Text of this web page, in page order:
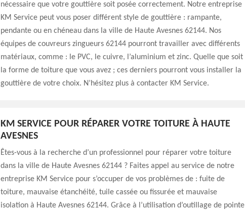
nécessaire que votre gouttière soit posée correctement. Notre entreprise
KM Service peut vous poser différent style de gouttière : rampante,
pendante ou en chéneau dans la ville de Haute Avesnes 62144. Nos
équipes de couvreurs zingueurs 62144 pourront travailler avec différents
matériaux, comme : le PVC, le cuivre, l’aluminium et zinc. Quelle que soit
la forme de toiture que vous avez ; ces derniers pourront vous installer la
gouttière de votre choix. N’hésitez plus à contacter KM Service.
KM SERVICE POUR RÉPARER VOTRE TOITURE À HAUTE
AVESNES
Êtes-vous à la recherche d’un professionnel pour réparer votre toiture
dans la ville de Haute Avesnes 62144 ? Faites appel au service de notre
entreprise KM Service pour s’occuper de vos problèmes de : fuite de
toiture, mauvaise étanchéité, tuile cassée ou fissurée et mauvaise
isolation à Haute Avesnes 62144. Grâce à l’utilisation d’outillage de pointe